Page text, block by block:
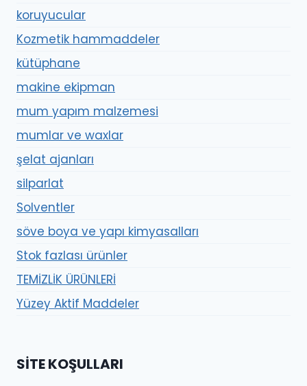
koruyucular
Kozmetik hammaddeler
kütüphane
makine ekipman
mum yapım malzemesi
mumlar ve waxlar
şelat ajanları
silparlat
Solventler
söve boya ve yapı kimyasalları
Stok fazlası ürünler
TEMİZLİK ÜRÜNLERİ
Yüzey Aktif Maddeler
SITE KOŞULLARI